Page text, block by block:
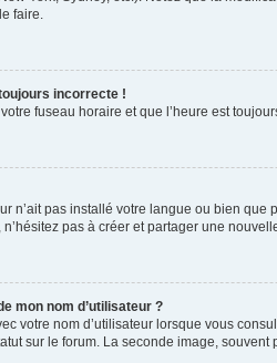
faire.
incorrecte !
fuseau horaire et que l’heure est
n’ait pas installé votre langue ou bien
pas à créer et partager une
mon nom d’utilisateur ?
votre nom d’utilisateur lorsque vous
sur le forum. La seconde image,